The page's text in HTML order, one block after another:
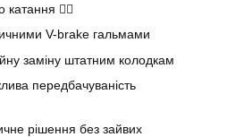
катання 🚴‍♂️
V-brake гальмами
заміну штатним колодкам
передбачуваність
рішення без зайвих